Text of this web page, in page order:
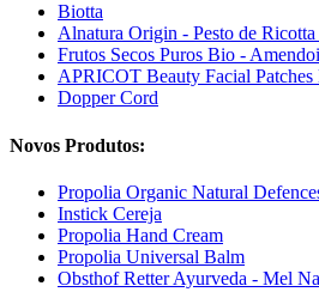
Biotta
Alnatura Origin - Pesto de
Frutos Secos Puros Bio -
APRICOT Beauty Facial Patches
Dopper Cord
Novos Produtos:
Propolia Organic Natural
Instick Cereja
Propolia Hand Cream
Propolia Universal Balm
Obsthof Retter Ayurveda - Mel